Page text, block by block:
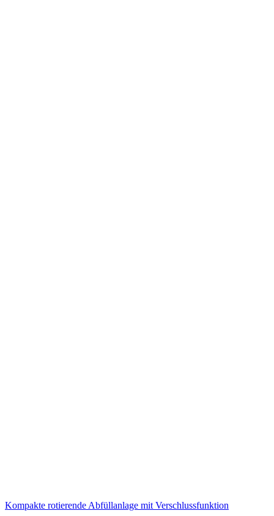
Kompakte rotierende Abfüllanlage mit Verschlussfunktion